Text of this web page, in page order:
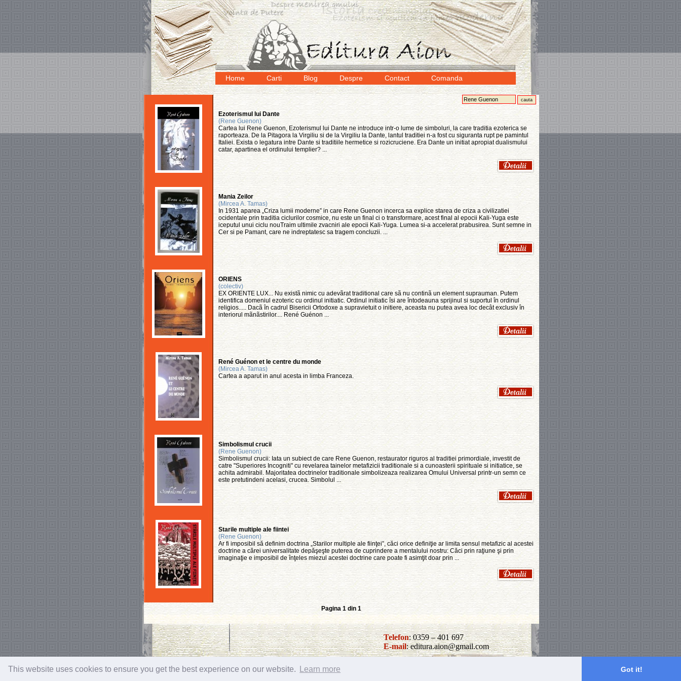
This website uses cookies to ensure you get the best experience on our website. Learn more Got it!
Home Carti Blog Despre Contact Comanda
Ezoterismul lui Dante
(Rene Guenon)
Cartea lui Rene Guenon, Ezoterismul lui Dante ne introduce intr-o lume de simboluri, la care traditia ezoterica se
raporteaza. De la Pitagora la Virgiliu si de la Virgiliu la Dante, lantul traditiei n-a fost cu siguranta rupt pe pamintul
Italiei. Exista o legatura intre Dante si traditiile hermetice si rozicruciene. Era Dante un initiat apropiat dualismului
catar, apartinea el ordinului templier? ...
Mania Zeilor
(Mircea A. Tamas)
In 1931 aparea „Criza lumii moderne” in care Rene Guenon incerca sa explice starea de criza a civilizatiei
ocidentale prin traditia ciclurilor cosmice, nu este un final ci o transformare, acest final al epocii Kali-Yuga este
iceputul unui ciclu nouTraim ultimile zvacniri ale epocii Kali-Yuga. Lumea si-a accelerat prabusirea. Sunt semne in
Cer si pe Pamant, care ne indreptatesc sa tragem concluzii. ...
ORIENS
(colectiv)
EX ORIENTE LUX... Nu existã nimic cu adevãrat traditional care sã nu continã un element suprauman. Putem
identifica domeniul ezoteric cu ordinul initiatic. Ordinul initiatic îsi are întodeauna sprijinul si suportul în ordinul
religios..... Dacã în cadrul Bisericii Ortodoxe a supravietuit o initiere, aceasta nu putea avea loc decât exclusiv în
interiorul mãnãstirilor.... René Guénon ...
René Guénon et le centre du monde
(Mircea A. Tamas)
Cartea a aparut in anul acesta in limba Franceza.
Simbolismul crucii
(Rene Guenon)
Simbolismul crucii: Iata un subiect de care Rene Guenon, restaurator riguros al traditiei primordiale, investit de
catre "Superiores Incogniti" cu revelarea tainelor metafizicii traditionale si a cunoasterii spirituale si initiatice, se
achita admirabil. Majoritatea doctrinelor traditionale simbolizeaza realizarea Omului Universal printr-un semn ce
este pretutindeni acelasi, crucea. Simbolul ...
Starile multiple ale fiintei
(Rene Guenon)
Ar fi imposibil să definim doctrina „Starilor multiple ale fiinţei”, căci orice definiţie ar limita sensul metafizic al acestei
doctrine a cărei universalitate depăşeşte puterea de cuprindere a mentalului nostru: Căci prin raţiune şi prin
imaginaţie e imposibil de înţeles miezul acestei doctrine care poate fi asimţit doar prin ...
Pagina 1 din 1
Telefon: 0359 – 401 697
E-mail: editura.aion@gmail.com